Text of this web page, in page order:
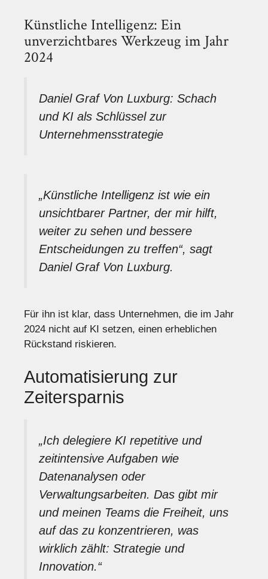
Künstliche Intelligenz: Ein
unverzichtbares Werkzeug im Jahr
2024
Daniel Graf Von Luxburg: Schach
und KI als Schlüssel zur
Unternehmensstrategie
„Künstliche Intelligenz ist wie ein
unsichtbarer Partner, der mir hilft,
weiter zu sehen und bessere
Entscheidungen zu treffen“, sagt
Daniel Graf Von Luxburg.
Für ihn ist klar, dass Unternehmen, die im Jahr
2024 nicht auf KI setzen, einen erheblichen
Rückstand riskieren.
Automatisierung zur
Zeitersparnis
„Ich delegiere KI repetitive und
zeitintensive Aufgaben wie
Datenanalysen oder
Verwaltungsarbeiten. Das gibt mir
und meinen Teams die Freiheit, uns
auf das zu konzentrieren, was
wirklich zählt: Strategie und
Innovation.“